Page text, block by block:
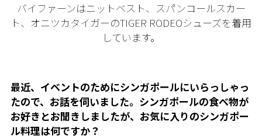
バイファーンはニットベスト、スパンコールスカー
ト、オニツカタイガーのTIGER RODEOシューズを着用
しています。
最近、イベントのためにシンガポールにいらっしゃっ
たので、お話を伺いました。シンガポールの食べ物が
お好きとお聞きしましたが、お気に入りのシンガポー
ル料理は何ですか？